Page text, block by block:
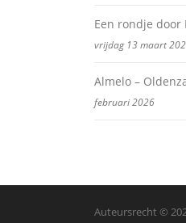
Een rondje
vrijdag 13 maart
Almelo –
februari 2026
Auteursrecht ©